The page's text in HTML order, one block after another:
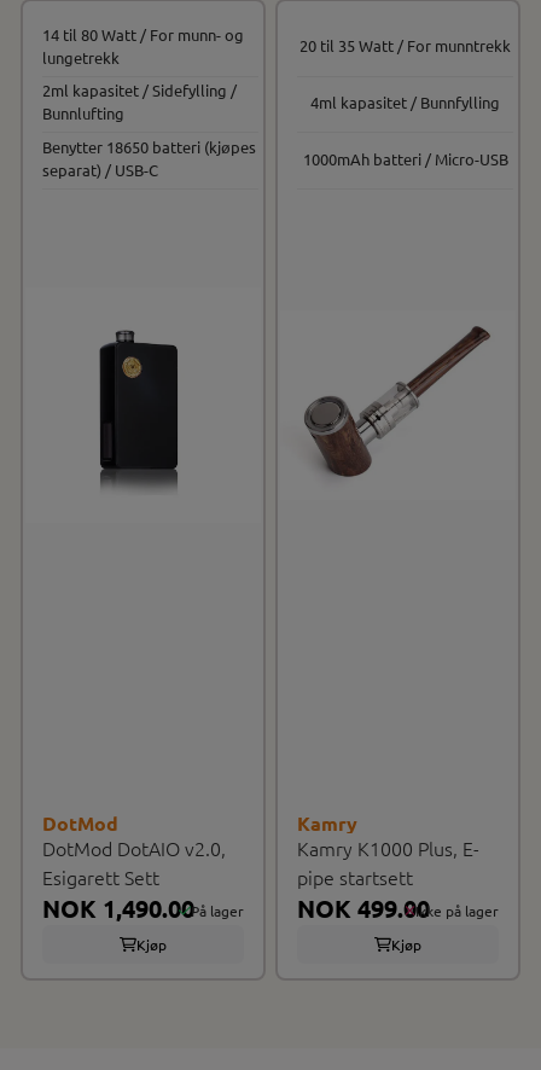
DotMod
DotMod DotAIO v2.0,
Esigarett Sett
NOK 1,490.00På lager
Kjøp
14 til 80 Watt / For munn- og
lungetrekk
2ml kapasitet / Sidefylling /
Bunnlufting
Benytter 18650 batteri (kjøpes
separat) / USB-C
Kamry
Kamry K1000 Plus, E-
pipe startsett
NOK 499.00Ikke på lager
Kjøp
20 til 35 Watt / For munntrekk
4ml kapasitet / Bunnfylling
1000mAh batteri / Micro-USB